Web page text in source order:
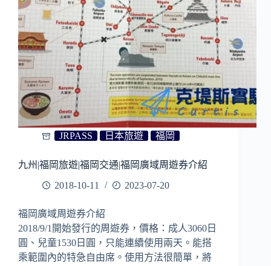
市
地
鐵
周
遊
券
JRPASS 日本旅遊 福岡
九州|福岡旅遊|福岡交通|福岡廣域周遊券介紹
2018-10-11
2023-07-20
福岡廣域周遊券介紹
2018/9/1開始發行的周遊券，價格：成人3060日
圓、兒童1530日圓，只能連續使用兩天。能搭
乘範圍內的特急自由席。使用方法很簡單，將